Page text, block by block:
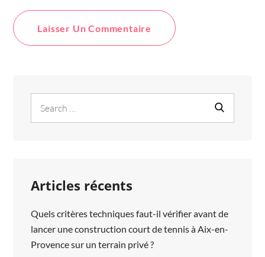
Articles récents
Quels critères techniques faut-il vérifier avant de
lancer une construction court de tennis à Aix-en-
Provence sur un terrain privé ?